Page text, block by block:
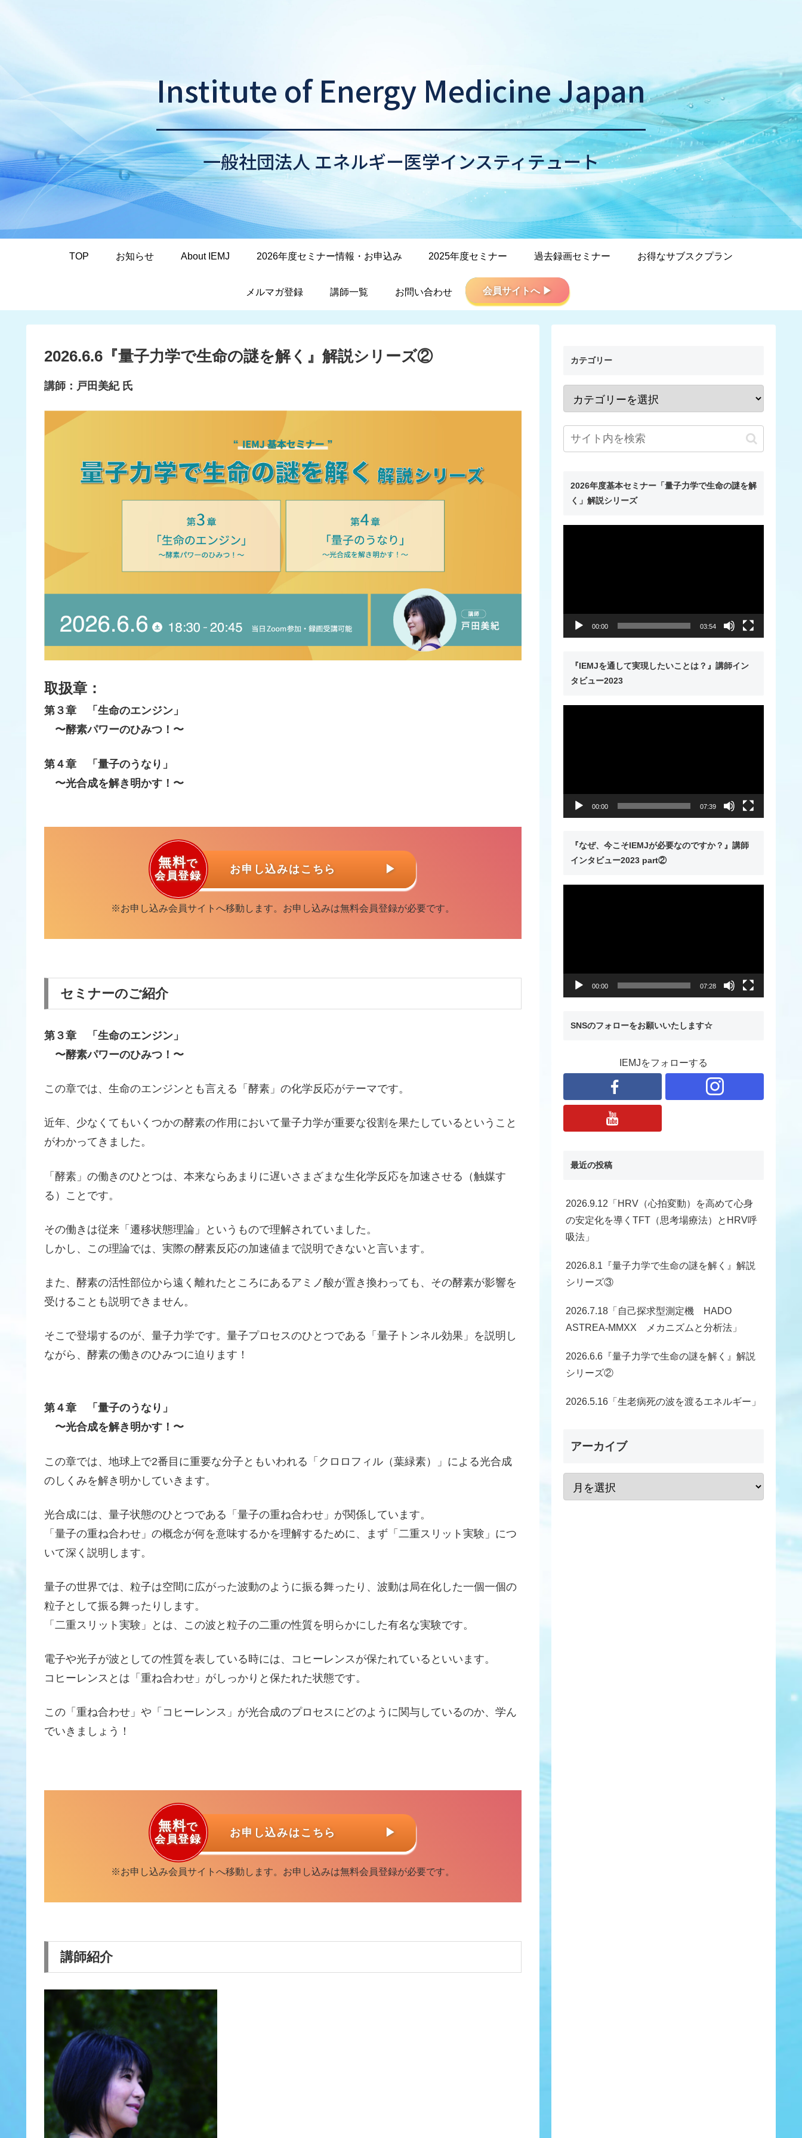
Institute of Energy Medicine Japan
一般社団法人 エネルギー医学インスティテュート
TOP お知らせ About IEMJ 2026年度セミナー情報・お申込み 2025年度セミナー 過去録画セミナー お得なサブスクプラン
メルマガ登録 講師一覧 お問い合わせ 会員サイトへ ▶
2026.6.6『量子力学で生命の謎を解く』解説シリーズ②
講師 ： 戸田美紀 氏
取扱章：
第３章 「生命のエンジン」
〜酵素パワーのひみつ！〜
第４章 「量子のうなり」
〜光合成を解き明かす！〜
お申し込みはこちら ▶
無料で
会員登録
※お申し込み会員サイトへ移動します。お申し込みは無料会員登録が必要です。
セミナーのご紹介
第３章 「生命のエンジン」
〜酵素パワーのひみつ！〜
この章では、生命のエンジンとも言える「酵素」の化学反応がテーマです。
近年、少なくてもいくつかの酵素の作用において量子力学が重要な役割を果たしているということ
がわかってきました。
「酵素」の働きのひとつは、本来ならあまりに遅いさまざまな生化学反応を加速させる（触媒す
る）ことです。
その働きは従来「遷移状態理論」というもので理解されていました。
しかし、この理論では、実際の酵素反応の加速値まで説明できないと言います。
また、酵素の活性部位から遠く離れたところにあるアミノ酸が置き換わっても、その酵素が影響を
受けることも説明できません。
そこで登場するのが、量子力学です。量子プロセスのひとつである「量子トンネル効果」を説明し
ながら、酵素の働きのひみつに迫ります！
第４章 「量子のうなり」
〜光合成を解き明かす！〜
この章では、地球上で2番目に重要な分子ともいわれる「クロロフィル（葉緑素）」による光合成
のしくみを解き明かしていきます。
光合成には、量子状態のひとつである「量子の重ね合わせ」が関係しています。
「量子の重ね合わせ」の概念が何を意味するかを理解するために、まず「二重スリット実験」につ
いて深く説明します。
量子の世界では、粒子は空間に広がった波動のように振る舞ったり、波動は局在化した一個一個の
粒子として振る舞ったりします。
「二重スリット実験」とは、この波と粒子の二重の性質を明らかにした有名な実験です。
電子や光子が波としての性質を表している時には、コヒーレンスが保たれているといいます。
コヒーレンスとは「重ね合わせ」がしっかりと保たれた状態です。
この「重ね合わせ」や「コヒーレンス」が光合成のプロセスにどのように関与しているのか、学ん
でいきましょう！
お申し込みはこちら ▶
無料で
会員登録
※お申し込み会員サイトへ移動します。お申し込みは無料会員登録が必要です。
講師紹介
カテゴリー
2026年度基本セミナー「量子力学で生命の謎を解
く」解説シリーズ
ヤ
00:00 03:54
『IEMJを通して実現したいことは？』講師イン
タビュー2023
ヤ
00:00 07:39
『なぜ、今こそIEMJが必要なのですか？』講師
インタビュー2023 part②
ヤ
00:00 07:28
SNSのフォローをお願いいたします☆
IEMJをフォローする
最近の投稿
2026.9.12「HRV（心拍変動）を高めて心身
の安定化を導くTFT（思考場療法）とHRV呼
吸法」
2026.8.1『量子力学で生命の謎を解く』解説
シリーズ③
2026.7.18「自己探求型測定機 HADO
ASTREA-MMXX メカニズムと分析法」
2026.6.6『量子力学で生命の謎を解く』解説
シリーズ②
2026.5.16「生老病死の波を渡るエネルギー」
アーカイブ